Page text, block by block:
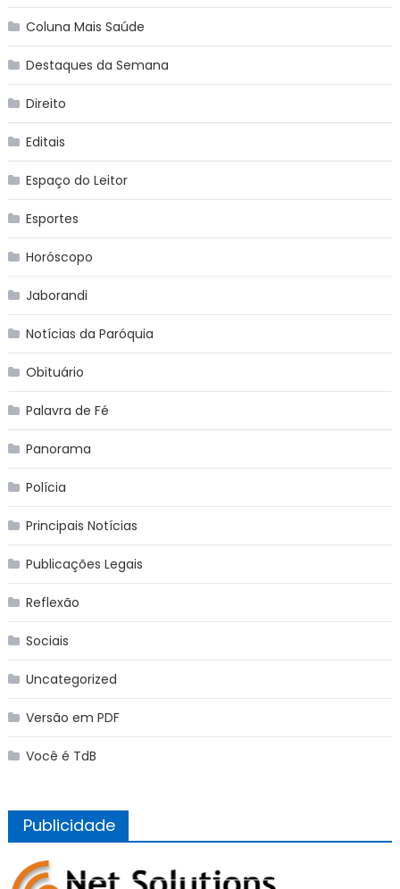
Coluna Mais Saúde
Destaques da Semana
Direito
Editais
Espaço do Leitor
Esportes
Horóscopo
Jaborandi
Notícias da Paróquia
Obituário
Palavra de Fé
Panorama
Polícia
Principais Notícias
Publicações Legais
Reflexão
Sociais
Uncategorized
Versão em PDF
Você é TdB
Publicidade